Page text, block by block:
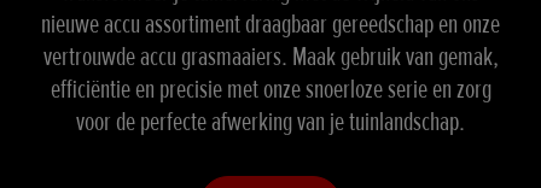
nieuwe accu assortiment draagbaar gereedschap en onze
vertrouwde accu grasmaaiers. Maak gebruik van gemak,
efficiëntie en precisie met onze snoerloze serie en zorg
voor de perfecte afwerking van je tuinlandschap.